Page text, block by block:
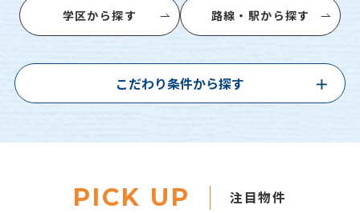
学区から探す 路線・駅から探す
こだわり条件から探す
PICK UP 注目物件